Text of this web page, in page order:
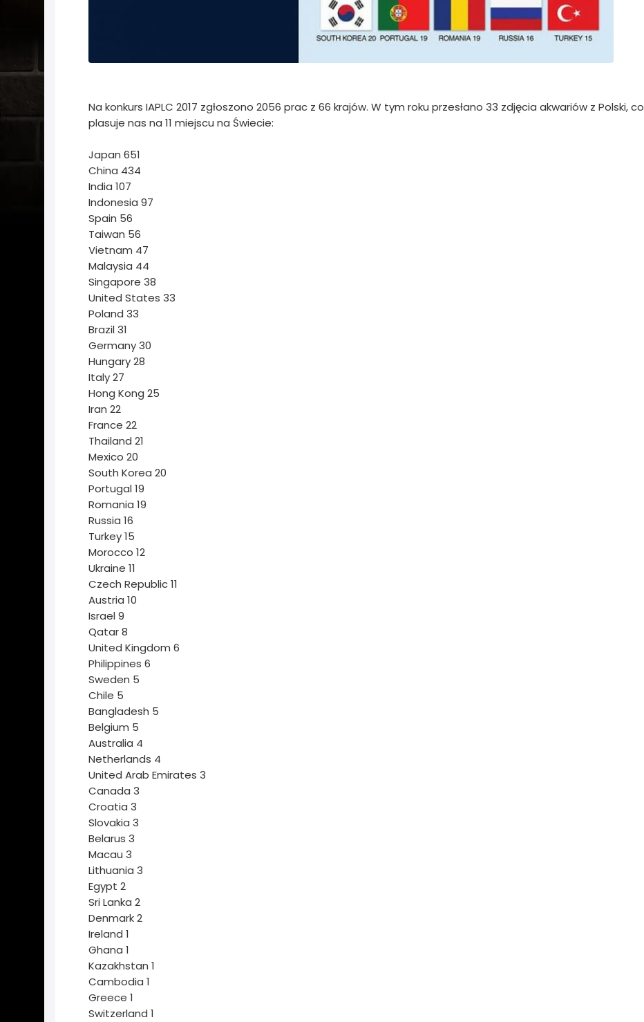
Na konkurs IAPLC 2017 zgłoszono 2056 prac z 66 krajów. W tym roku przesłano 33 zdjęcia akwariów z Polski, co
plasuje nas na 11 miejscu na Świecie:
Japan 651
China 434
India 107
Indonesia 97
Spain 56
Taiwan 56
Vietnam 47
Malaysia 44
Singapore 38
United States 33
Poland 33
Brazil 31
Germany30
Hungary28
Italy27
Hong Kong 25
Iran 22
France 22
Thailand 21
Mexico 20
South Korea 20
Portugal 19
Romania 19
Russia 16
Turkey15
Morocco 12
Ukraine 11
Czech Republic11
Austria 10
Israel 9
Qatar8
United Kingdom 6
Philippines 6
Sweden 5
Chile 5
Bangladesh 5
Belgium 5
Australia 4
Netherlands 4
United Arab Emirates 3
Canada 3
Croatia 3
Slovakia 3
Belarus 3
Macau 3
Lithuania 3
Egypt 2
Sri Lanka 2
Denmark2
Ireland 1
Ghana 1
Kazakhstan 1
Cambodia 1
Greece 1
Switzerland 1